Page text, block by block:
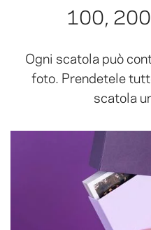
100,
Ogni scatola può
foto. Prendetele
scatola